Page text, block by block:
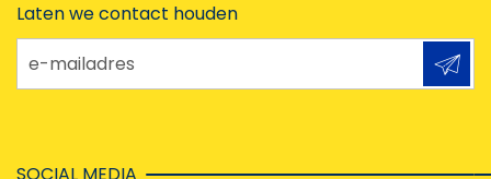
Laten we contact houden
e-mailadres